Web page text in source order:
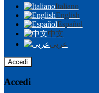
Italiano
English
Español
中文
عربى
Accedi
Accedi